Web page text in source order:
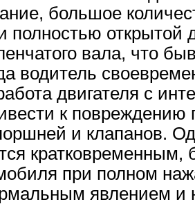
большое
полностью открытой
вала, что
водитель
двигателя с
к повреждению
и клапанов.
при полном
явлением и